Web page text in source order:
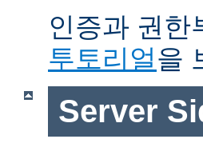
인증과 권
투토리얼을
Server